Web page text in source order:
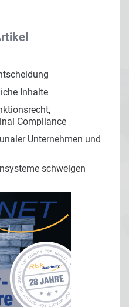
Inhalte
Compliance
Unternehmen und
schweigen